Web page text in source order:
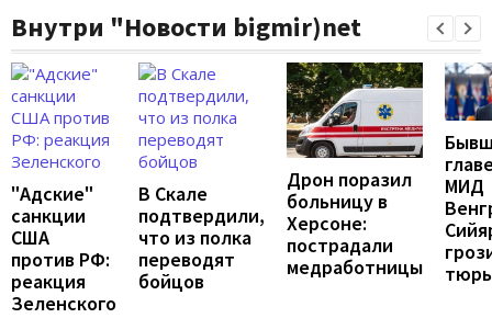
Внутри "Новости bigmir)net
"Адские"
санкции
США
против РФ:
реакция
Зеленского
В Скале
подтвердили,
что из полка
переводят
бойцов
Дрон поразил
больницу в
Херсоне:
пострадали
медработницы
МИД